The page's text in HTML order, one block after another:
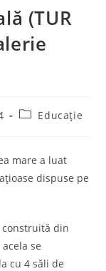
(TUR
PostEducație
mare a luat
dispuse pe
construită din
se
cu 4 săli de